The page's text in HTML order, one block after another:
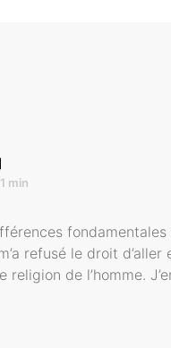
min
refusé le droit
de l’homme.